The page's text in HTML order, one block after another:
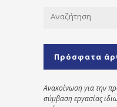
Πρόσφατα
Ανακοίνωση για την
σύμβαση εργασίας